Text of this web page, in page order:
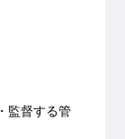
監督する管